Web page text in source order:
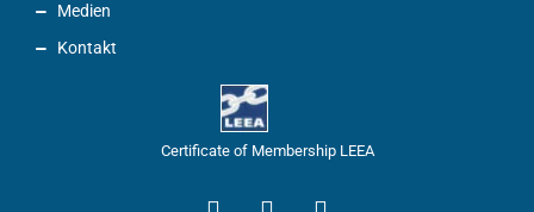
Medien
Kontakt
Certificate of Membership LEEA